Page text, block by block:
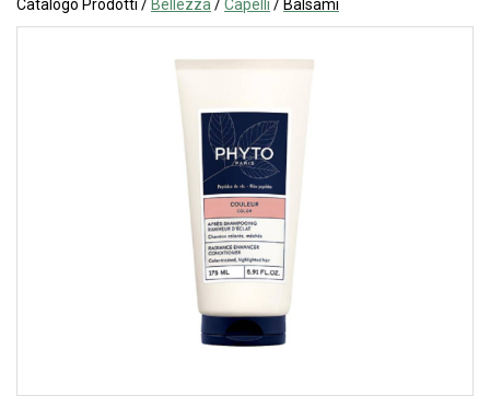
Catalogo Prodotti / Bellezza /Capelli / Balsami